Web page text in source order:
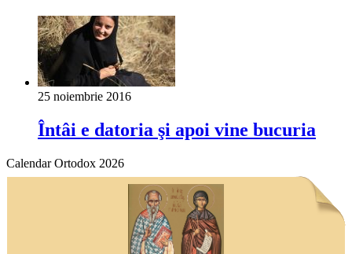
25 noiembrie 2016
Întâi e datoria şi apoi vine bucuria
Calendar Ortodox 2026